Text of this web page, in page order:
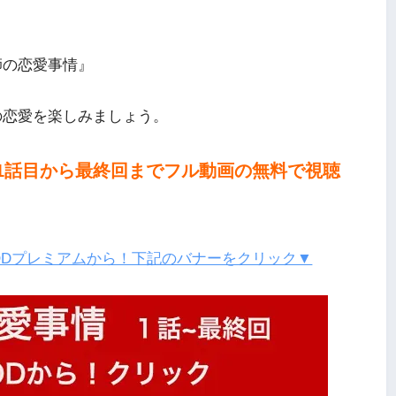
恋愛事情』
愛を楽しみましょう。
目から最終回までフル動画の無料で視聴
プレミアムから！下記のバナーをクリック▼